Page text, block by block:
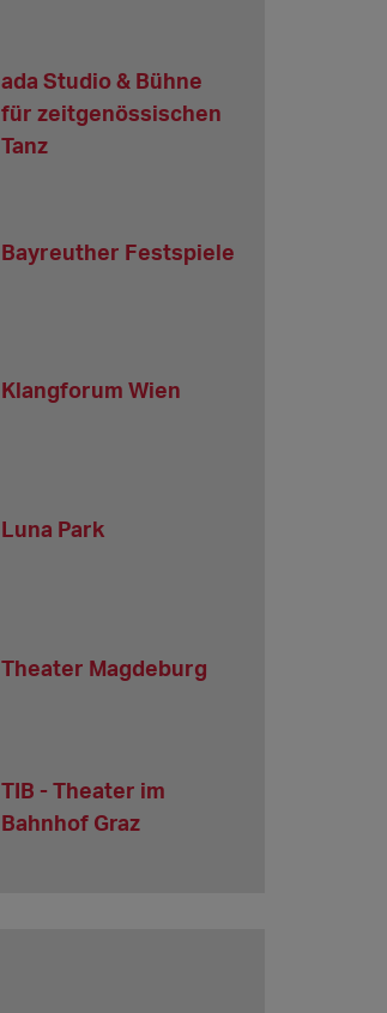
ada Studio & Bühne
für zeitgenössischen
Tanz
Bayreuther Festspiele
Klangforum Wien
Luna Park
Theater Magdeburg
TIB - Theater im
Bahnhof Graz